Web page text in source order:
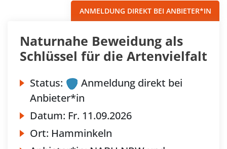
ANMELDUNG DIREKT BEI ANBIETER*IN
Naturnahe Beweidung als
Schlüssel für die Artenvielfalt
Status:
Anmeldung direkt bei
Anbieter*in
Datum: Fr. 11.09.2026
Ort: Hamminkeln